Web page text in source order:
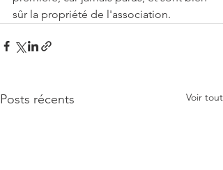
sûr la propriété de l'association.
Posts récents Voir tout